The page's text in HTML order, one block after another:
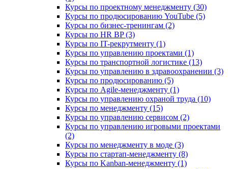
Курсы по проектному менеджменту (30)
Курсы по продюсированию YouTube (5)
Курсы по бизнес-тренингам (2)
Курсы по HR BP (3)
Курсы по IT-рекрутменту (1)
Курсы по управлению проектами (1)
Курсы по транспортной логистике (13)
Курсы по управлению в здравоохранении (3)
Курсы по продюсированию (5)
Курсы по Agile-менеджменту (1)
Курсы по управлению охраной труда (10)
Курсы по менеджменту (15)
Курсы по управлению сервисом (2)
Курсы по управлению игровыми проектами
(2)
Курсы по менеджменту в моде (3)
Курсы по стартап-менеджменту (8)
Курсы по Kanban-менеджменту (1)